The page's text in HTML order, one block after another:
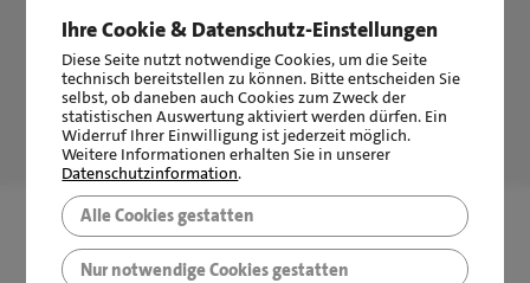
LBS Immobilien GmbH NordWest hat4,87von5Sternen
|2511Bewertungen auf ProvenExpert.com
Ihre Cookie & Datenschutz-Einstellungen
Diese Seite nutzt notwendige Cookies, um die Seite
technisch bereitstellen zu können. Bitte entscheiden Sie
selbst, ob daneben auch Cookies zum Zweck der
statistischen Auswertung aktiviert werden dürfen. Ein
Widerruf Ihrer Einwilligung ist jederzeit möglich.
Weitere Informationen erhalten Sie in unserer
Datenschutzinformation.
Alle Cookies gestatten
Nur notwendige Cookies gestatten